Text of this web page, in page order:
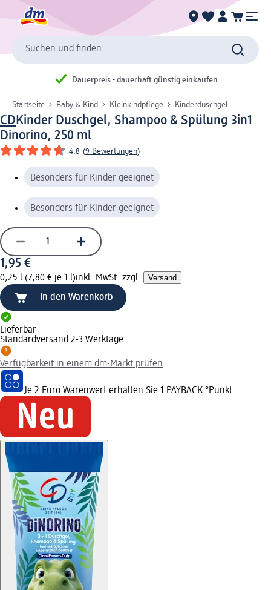
Suchen und finden
Dauerpreis - dauerhaft günstig einkaufen
Startseite Baby & Kind Kleinkindpflege Kinderduschgel
CD Kinder Duschgel, Shampoo & Spülung 3in1
Dinorino, 250 ml
4.8 (9 Bewertungen)
Besonders für Kinder geeignet
Besonders für Kinder geeignet
1,95 €
0,25 l (7,80 € je 1 l)inkl. MwSt. zzgl. Versand
In den Warenkorb
Lieferbar
Standardversand 2-3 Werktage
Verfügbarkeit in einem dm-Markt prüfen
Je 2 Euro Warenwert erhalten Sie 1 PAYBACK °Punkt